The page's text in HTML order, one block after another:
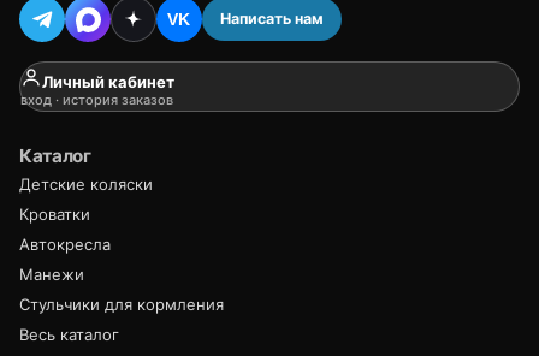
VK Написать нам
Личный кабинет
вход · история заказов
Каталог
Детские коляски
Кроватки
Автокресла
Манежи
Стульчики для кормления
Весь каталог